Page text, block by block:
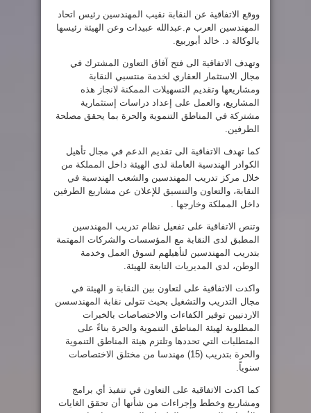
ووقع الاتفاقية عن النقابة نقيب المهندسين رئيس اتحاد
المهندسين العرب م.عبدالله عبيدات وعن الهيئة رئيسها
بالوكالة د. خالد أبوربيع.
وتهدف الاتفاقية الى فتح آفاق التعاون المشترك في
مجال الاستثمار العقاري لخدمة منتسبي النقابة
ومشاريعها وتقديم التسهيلات الممكنة لانجاز هذه
المشاريع، والعمل على إعداد دراسات إستثمارية
مشتركة في المناطق التنموية والحرة بما يحقق مصلحة
الطرفين.
كما تهدف الاتفاقية الى تقديم الدعم في مجال تأهيل
الكوادر الهندسية العاملة لدى الهيئة داخل المملكة من
خلال مركز تدريب المهندسين والشعب الهندسية في
النقابة، والتعاون والتنسيق للإعلان عن مشاريع الطرفين
داخل المملكة وخارجها .
وتنص الاتفاقية على تفعيل نظام تدريب المهندسين
المطبق لدى النقابة مع المؤسسات والشركات المهتمة
بتدريب المهندسين لتأهيلهم لسوق العمل وخدمة
الوطن، لدى المديريات التابعة للهيئة.
واكدت الاتفاقية على لتعاون بين النقابة و الهيئة في
مجال التدريب والتشغيل بحيث تتولى نقابة المهندسسن
الاردنيين توفير الكفاءات والاختصاصات بالخبرات
المطلوبة لهيئة المناطق التنموية والحرة بناءً على
المتطلبات التي تحددها وتلتزم هيئة المناطق التنموية
والحرة بتدريب (15) مهندسا من مختلق الاختصاصات
سنوياً.
كما اكدت الاتفاقية على التعاون في تنفيذ أي برامج
ومشاريع وخطط وإجراءات من شأنها أن تحقق الغايات